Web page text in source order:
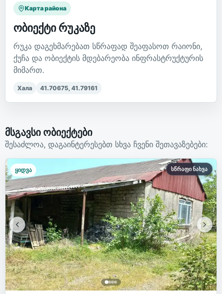
Карта района
ობიექტი რუკაზე
რუკა დაგეხმარებათ სწრაფად შეაფასოთ რაიონი,
ქუჩა და ობიექტის მდებარეობა ინფრასტრუქტურის
მიმართ.
Хала 41.70675, 41.79161
მსგავსი ობიექტები
შესაძლოა, დაგაინტერესებთ სხვა ჩვენი შეთავაზებები:
ყიდვა სწრაფი ნახვა